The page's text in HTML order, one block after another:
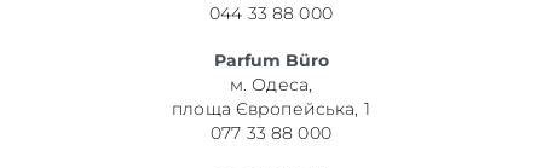
044 33 88 000
Parfum Büro
м. Одеса,
площа Європейська, 1
077 33 88 000